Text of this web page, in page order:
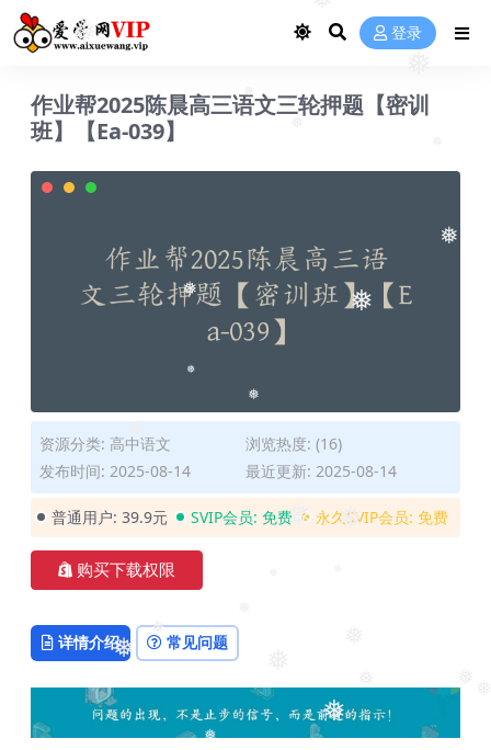
❅
❅
❅
❅
❅
❅
❅
❅
❅
❅
❅
❅
❅
❅
❅
❅
❅
❅ 登录
作业帮2025陈晨高三语文三轮押题【密训
班】【Ea-039】
资源分类: 高中语文
浏览热度: (16)
发布时间: 2025-08-14
最近更新: 2025-08-14
普通用户: 39.9元 SVIP会员: 免费 永久SVIP会员: 免费
购买下载权限
详情介绍 常见问题